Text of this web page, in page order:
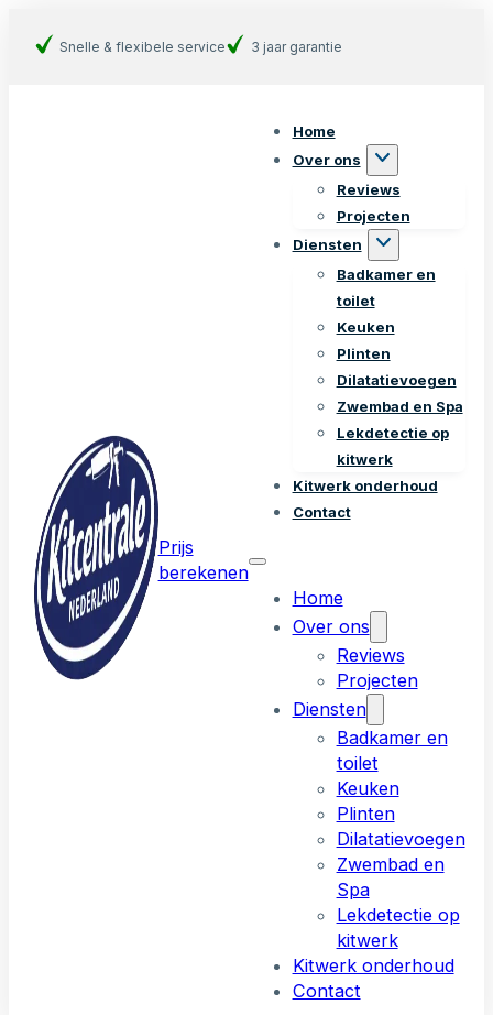
Snelle & flexibele service 3 jaar garantie
Home
Over ons
Reviews
Projecten
Diensten
Badkamer en
toilet
Keuken
Plinten
Dilatatievoegen
Zwembad en Spa
Lekdetectie op
kitwerk
Kitwerk onderhoud
Contact
Home
Over ons
Reviews
Projecten
Diensten
Badkamer en
toilet
Keuken
Plinten
Dilatatievoegen
Zwembad en
Spa
Lekdetectie op
kitwerk
Kitwerk onderhoud
Contact
Prijs
berekenen